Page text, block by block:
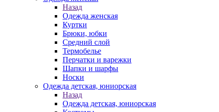
Назад
Одежда женская
Куртки
Брюки, юбки
Средний слой
Термобелье
Перчатки и варежки
Шапки и шарфы
Носки
Одежда детская, юниорская
Назад
Одежда детская, юниорская